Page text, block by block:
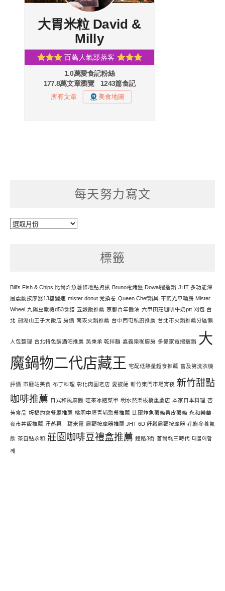
每天努力寫文
每
標籤
Bill's Fish & Chips 比爾炸魚薯條地點資訊 Bruno電烤盤 Dowai摺摺鍋 JHT 多功能深
層震動按摩器13檔變速 mister donut 兌換卷 Queen Chef鍋具 不貳光車輪餅 Mister
Wheel 九陽豆漿機d53食譜 五穀飯推薦 京都百年醬油 六甲田莊咖啡牛奶ptt 刈包 台
北 劍湖山王子大飯店 房價 南崁火鍋推薦 台中西屯私廚推薦 台北市火鍋推薦分區懶
人包整理 台北特色調酒吧推薦 吳秉承 乾拌麵 嘉義樂咖廚房 多偉家電摺摺鍋 大
魔鍋物二代店藏王 宅配低熱量麵食推薦 富及第洗衣機
評價 市廳站美食 布丁料理 彰化肉圓老店 愛披薩 新竹東門市場宵夜 新竹甜點
咖啡推薦 日式和風麻醬 旺來冰館菜單 明水然樂板橋重慶店 本家日本料理 杏
芳食品 板橋約會餐廳推薦 桃園中壢青埔聚餐推薦 比爾炸魚薯條帶皮薯條 永和樂華
夜市丼飯推薦 汗蒸幕 甜米露 肩頸按摩器推薦 JHT 6D 舒鬆肩頸按摩器 花旗參養氣
飲 茶自點永和 莊園咖啡豆禮盒推薦 鐘路3街 首爾糕三時代 더불어함
께